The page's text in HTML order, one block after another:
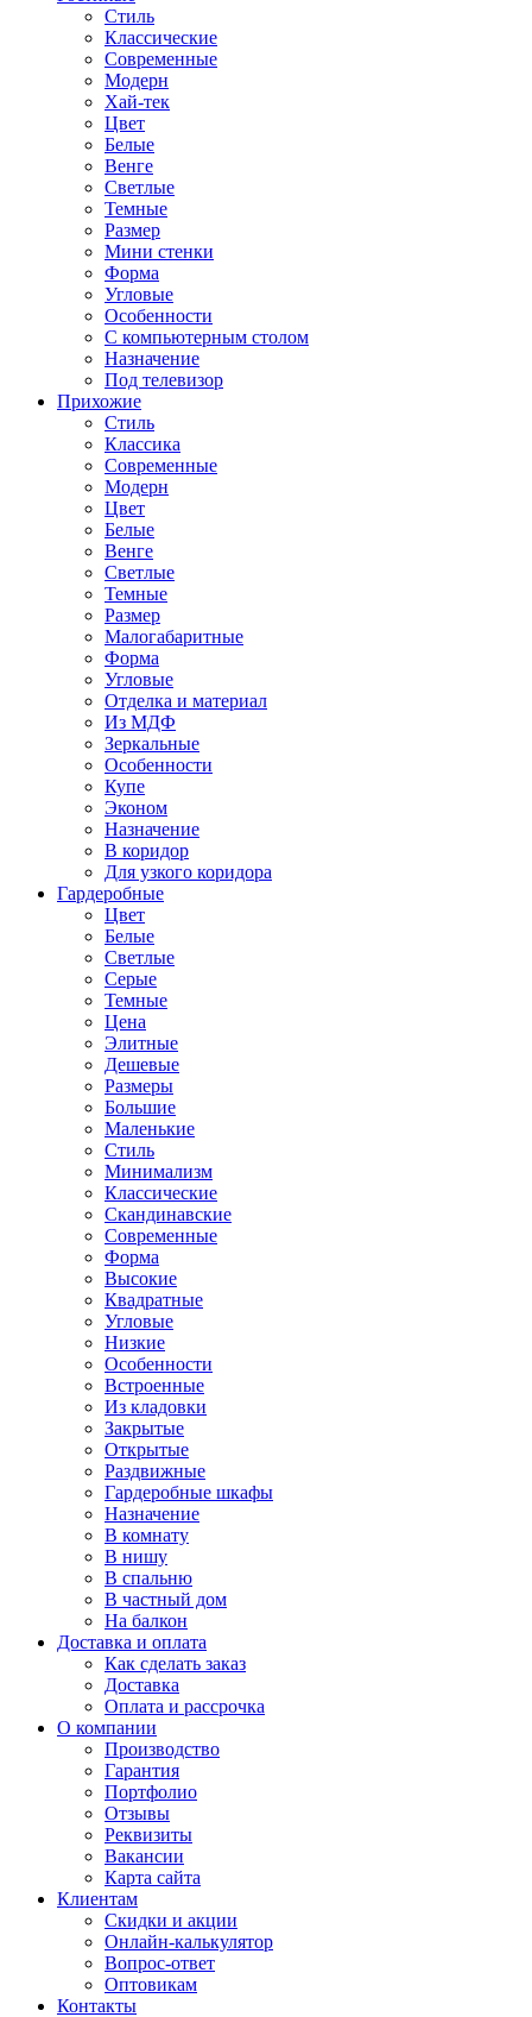
Стиль
Классические
Современные
Модерн
Хай-тек
Цвет
Белые
Венге
Светлые
Темные
Размер
Мини стенки
Форма
Угловые
Особенности
С компьютерным столом
Назначение
Под телевизор
Прихожие
Стиль
Классика
Современные
Модерн
Цвет
Белые
Венге
Светлые
Темные
Размер
Малогабаритные
Форма
Угловые
Отделка и материал
Из МДФ
Зеркальные
Особенности
Купе
Эконом
Назначение
В коридор
Для узкого коридора
Гардеробные
Цвет
Белые
Светлые
Серые
Темные
Цена
Элитные
Дешевые
Размеры
Большие
Маленькие
Стиль
Минимализм
Классические
Скандинавские
Современные
Форма
Высокие
Квадратные
Угловые
Низкие
Особенности
Встроенные
Из кладовки
Закрытые
Открытые
Раздвижные
Гардеробные шкафы
Назначение
В комнату
В нишу
В спальню
В частный дом
На балкон
Доставка и оплата
Как сделать заказ
Доставка
Оплата и рассрочка
О компании
Производство
Гарантия
Портфолио
Отзывы
Реквизиты
Вакансии
Карта сайта
Клиентам
Скидки и акции
Онлайн-калькулятор
Вопрос-ответ
Оптовикам
Контакты